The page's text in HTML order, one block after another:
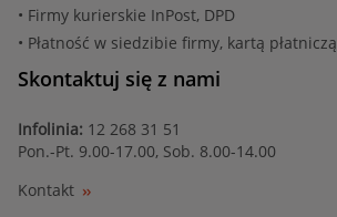
• Firmy kurierskie InPost, DPD
• Płatność w siedzibie firmy, kartą płatniczą
Skontaktuj się z nami
Infolinia: 12 268 31 51
Pon.-Pt. 9.00-17.00, Sob. 8.00-14.00
Kontakt